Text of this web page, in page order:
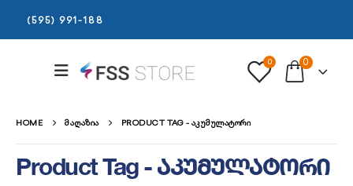
(595) 991-188
0 0
HOME ᲛᲐᲦᲐᲖᲘᲐ PRODUCT TAG - ᲐᲙᲣᲛᲣᲚᲐᲢᲝᲠᲘ
Product Tag - აკუმულატორი